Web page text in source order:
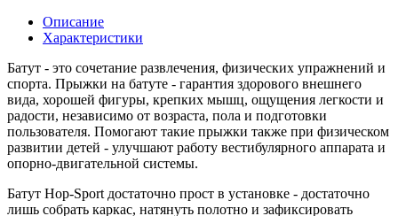
Описание
Характеристики
Батут - это сочетание развлечения, физических упражнений и
спорта. Прыжки на батуте - гарантия здорового внешнего
вида, хорошей фигуры, крепких мышц, ощущения легкости и
радости, независимо от возраста, пола и подготовки
пользователя. Помогают такие прыжки также при физическом
развитии детей - улучшают работу вестибулярного аппарата и
опорно-двигательной системы.
Батут Hop-Sport достаточно прост в установке - достаточно
лишь собрать каркас, натянуть полотно и зафиксировать